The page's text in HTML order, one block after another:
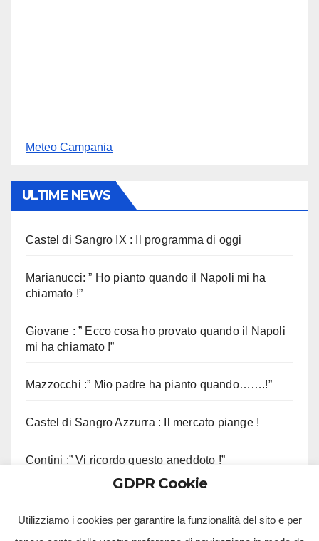
Meteo Campania
ULTIME NEWS
Castel di Sangro IX : Il programma di oggi
Marianucci: ” Ho pianto quando il Napoli mi ha
chiamato !”
Giovane : ” Ecco cosa ho provato quando il Napoli
mi ha chiamato !”
Mazzocchi :” Mio padre ha pianto quando…….!”
Castel di Sangro Azzurra : Il mercato piange !
Contini :” Vi ricordo questo aneddoto !”
GDPR Cookie
Utilizziamo i cookies per garantire la funzionalità del sito e per